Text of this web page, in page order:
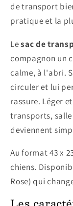
de transport
pratique et la
Lesac de
compagnon un
calme, à l'abri.
circuler et lui
rassure. Léger
transports,
deviennent
Au format 43 x
chiens.
Rose) qui